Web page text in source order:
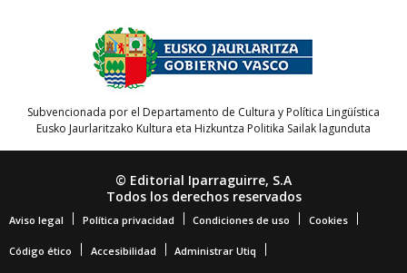
Subvencionada por el Departamento de Cultura y Política Lingüística
Eusko Jaurlaritzako Kultura eta Hizkuntza Politika Sailak lagunduta
© Editorial Iparraguirre, S.A
Todos los derechos reservados
Aviso legal Política privacidad Condiciones de uso Cookies
Código ético Accesibilidad Administrar Utiq